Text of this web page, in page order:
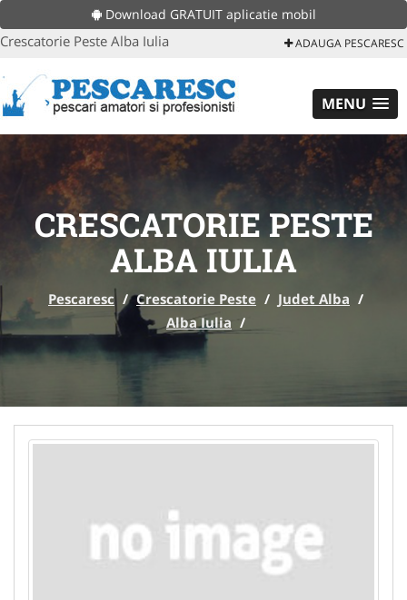
Download GRATUIT aplicatie mobil
Crescatorie Peste Alba Iulia ADAUGA PESCARESC
MENU
CRESCATORIE PESTE
ALBA IULIA
Pescaresc / Crescatorie Peste / Judet Alba /
Alba Iulia /